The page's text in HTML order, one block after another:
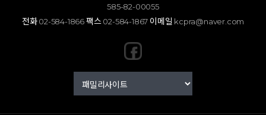
585-82-00055
전화 02-584-1866팩스02-584-1867 이메일 kcpra@naver.com